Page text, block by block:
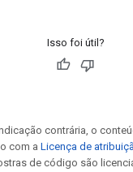
Isso foi útil?
contrária, o
com a Licença de
de código são